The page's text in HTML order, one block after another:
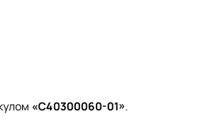
«С40300060-01».